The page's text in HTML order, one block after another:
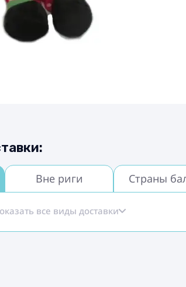
Вне риги Страны
все виды доставки